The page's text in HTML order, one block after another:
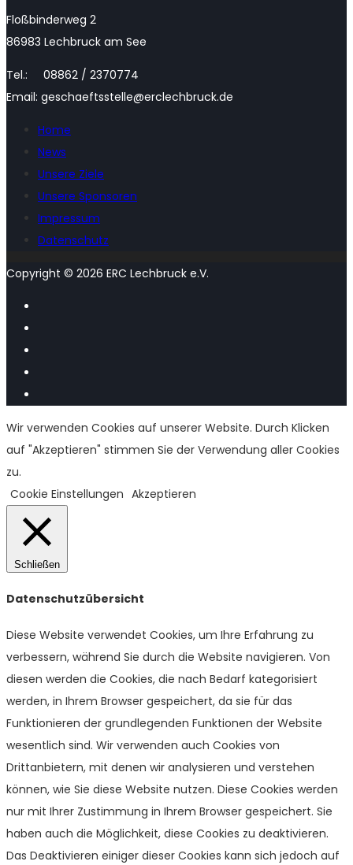
Floßbinderweg 2
86983 Lechbruck am See
Tel.: 08862 / 2370774
Email: geschaeftsstelle@erclechbruck.de
Home
News
Unsere Ziele
Unsere Sponsoren
Impressum
Datenschutz
Copyright © 2026 ERC Lechbruck e.V.
Wir verwenden Cookies auf unserer Website. Durch Klicken
auf "Akzeptieren" stimmen Sie der Verwendung aller Cookies
zu.
Cookie Einstellungen Akzeptieren
Schließen
Datenschutzübersicht
Diese Website verwendet Cookies, um Ihre Erfahrung zu
verbessern, während Sie durch die Website navigieren. Von
diesen werden die Cookies, die nach Bedarf kategorisiert
werden, in Ihrem Browser gespeichert, da sie für das
Funktionieren der grundlegenden Funktionen der Website
wesentlich sind. Wir verwenden auch Cookies von
Drittanbietern, mit denen wir analysieren und verstehen
können, wie Sie diese Website nutzen. Diese Cookies werden
nur mit Ihrer Zustimmung in Ihrem Browser gespeichert. Sie
haben auch die Möglichkeit, diese Cookies zu deaktivieren.
Das Deaktivieren einiger dieser Cookies kann sich jedoch auf